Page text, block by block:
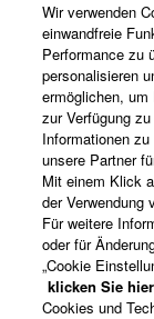
Über Yamaha
Österreich -
Business
Wir verwenden
einwandfreie
Performance zu
personalisieren
ermöglichen,
zur Verfügung
Informationen
unsere Partner
Mit einem Klick
der Verwendung
Für weitere
oder für
„Cookie
klicken Sie hier
Cookies und